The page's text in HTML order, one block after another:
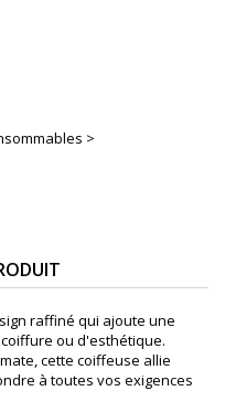
>
raffiné qui ajoute une
ou d'esthétique.
cette coiffeuse allie
à toutes vos exigences